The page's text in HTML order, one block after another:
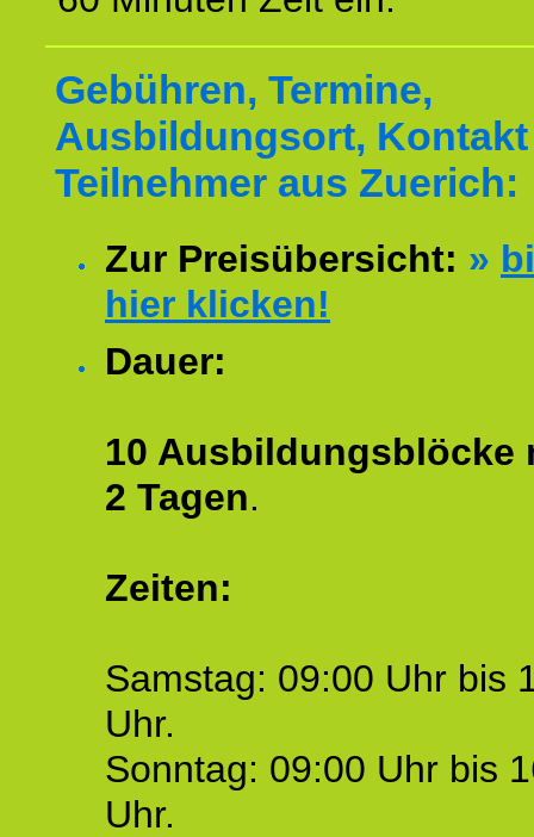
Gebühren, Termine,
Ausbildungsort,
Teilnehmer aus Zuerich:
Zur Preisübersicht: »
hier klicken!
Dauer:
10 Ausbildungsblöcke
2 Tagen.
Zeiten:
Samstag: 09:00 Uhr bis
Uhr.
Sonntag: 09:00 Uhr bis
Uhr.